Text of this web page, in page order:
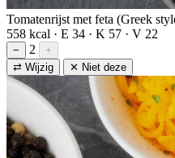
Tomatenrijst met feta (Greek
558 kcal · E 34 · K 57 · V 22
− 2
+
⇄ Wijzig
✕ Niet deze